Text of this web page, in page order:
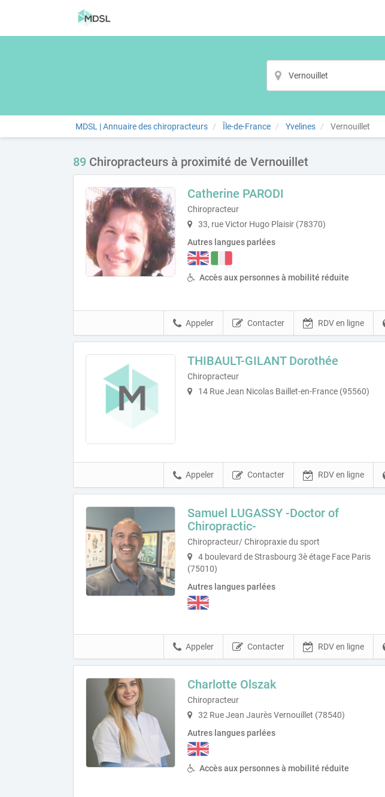
MDSL | Annuaire des chiropracteurs Île-de-France Yvelines Vernouillet
89 Chiropracteurs à proximité de Vernouillet
Catherine PARODI
Chiropracteur
33, rue Victor Hugo Plaisir (78370)
Autres langues parlées
Accès aux personnes à mobilité réduite
RDV en ligne
Contacter
Appeler
THIBAULT-GILANT Dorothée
Chiropracteur
14 Rue Jean Nicolas Baillet-en-France (95560)
RDV en ligne
Contacter
Appeler
Samuel LUGASSY -Doctor of
Chiropractic-
Chiropracteur/ Chiropraxie du sport
4 boulevard de Strasbourg 3è étage Face Paris
(75010)
Autres langues parlées
RDV en ligne
Contacter
Appeler
Charlotte Olszak
Chiropracteur
32 Rue Jean Jaurès Vernouillet (78540)
Autres langues parlées
Accès aux personnes à mobilité réduite